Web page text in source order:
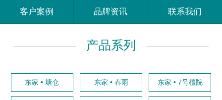
客户案例 品牌资讯 联系我们
产品系列
东家 • 塘仓 东家 • 春雨 东家 • 7号檀院